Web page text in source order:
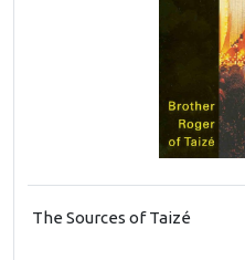
The Sources of Taizé